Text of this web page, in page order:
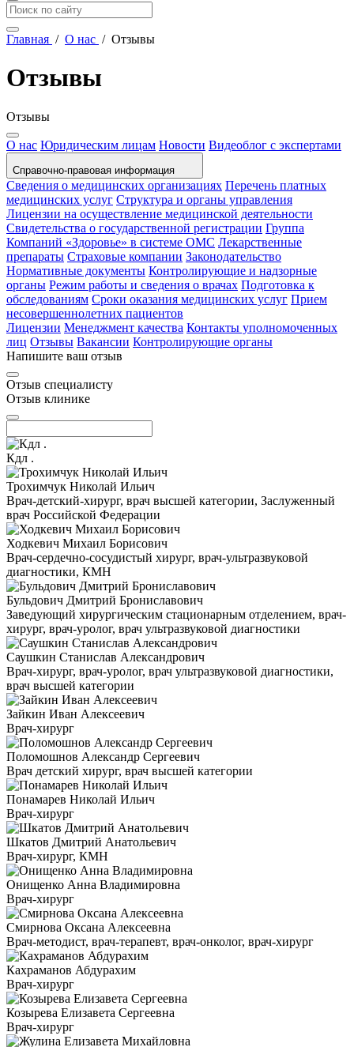
Главная / О нас / Отзывы
Отзывы
Отзывы
О нас Юридическим лицам Новости Видеоблог с экспертами
Справочно-правовая информация
Сведения о медицинских организациях Перечень платных
медицинских услуг Структура и органы управления
Лицензии на осуществление медицинской деятельности
Свидетельства о государственной регистрации Группа
Компаний «Здоровье» в системе ОМС Лекарственные
препараты Страховые компании Законодательство
Нормативные документы Контролирующие и надзорные
органы Режим работы и сведения о врачах Подготовка к
обследованиям Сроки оказания медицинских услуг Прием
несовершеннолетних пациентов
Лицензии Менеджмент качества Контакты уполномоченных
лиц Отзывы Вакансии Контролирующие органы
Напишите ваш отзыв
Отзыв специалисту
Отзыв клинике
Кдл .
Трохимчук Николай Ильич
Врач-детский-хирург, врач высшей категории, Заслуженный
врач Российской Федерации
Ходкевич Михаил Борисович
Врач-сердечно-сосудистый хирург, врач-ультразвуковой
диагностики, КМН
Бульдович Дмитрий Брониславович
Заведующий хирургическим стационарным отделением, врач-
хирург, врач-уролог, врач ультразвуковой диагностики
Саушкин Станислав Александрович
Врач-хирург, врач-уролог, врач ультразвуковой диагностики,
врач высшей категории
Зайкин Иван Алексеевич
Врач-хирург
Поломошнов Александр Сергеевич
Врач детский хирург, врач высшей категории
Понамарев Николай Ильич
Врач-хирург
Шкатов Дмитрий Анатольевич
Врач-хирург, КМН
Онищенко Анна Владимировна
Врач-хирург
Смирнова Оксана Алексеевна
Врач-методист, врач-терапевт, врач-онколог, врач-хирург
Кахраманов Абдурахим
Врач-хирург
Козырева Елизавета Сергеевна
Врач-хирург